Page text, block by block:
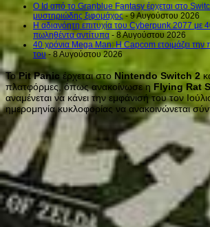
Ο Id από το Granblue Fantasy έρχεται στο
μυστηριώδης ξιφομάχος- 9 Αυγούστου 2026
H αδιανόητη επιτυχία του Cyberpunk 2077 με
πωληθέντα αντίτυπα - 8 Αυγούστου 2026
40 χρόνια Mega Man: Η Capcom ετοιμάζει την
του- 8 Αυγούστου 2026
ΤοPit Panic έρχεται στοNintendo Switch 2
πλατφόρμες, όπως ανακοίνωσε η Flying Rat
αναμένεται να κάνει την εμφάνισή του τον
ημερομηνία κυκλοφορίας να ανακοινώνεται